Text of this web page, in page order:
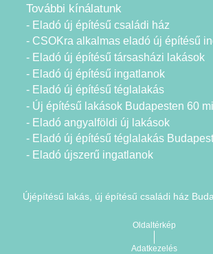
További kínálatunk
- Eladó új építésű családi ház
- CSOKra alkalmas eladó új építésű
- Eladó új építésű társasházi lakások
- Eladó új építésű ingatlanok
- Eladó új építésű téglalakás
- Új építésű lakások Budapesten 60
- Eladó angyalföldi új lakások
- Eladó új építésű téglalakás Budapest
- Eladó újszerű ingatlanok
Újépítésű lakás, új építésű családi ház
Oldaltérkép
Adatkezelés